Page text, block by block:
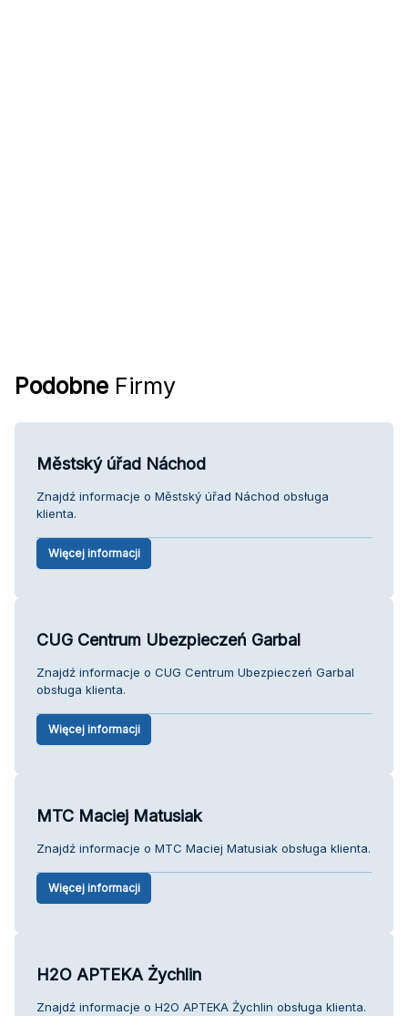
Podobne Firmy
Městský úřad Náchod
Znajdź informacje o Městský úřad Náchod obsługa
klienta.
Więcej informacji
CUG Centrum Ubezpieczeń Garbal
Znajdź informacje o CUG Centrum Ubezpieczeń Garbal
obsługa klienta.
Więcej informacji
MTC Maciej Matusiak
Znajdź informacje o MTC Maciej Matusiak obsługa klienta.
Więcej informacji
H2O APTEKA Żychlin
Znajdź informacje o H2O APTEKA Żychlin obsługa klienta.